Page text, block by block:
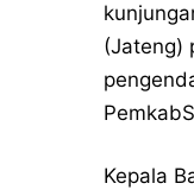
(Jateng)
Kepala